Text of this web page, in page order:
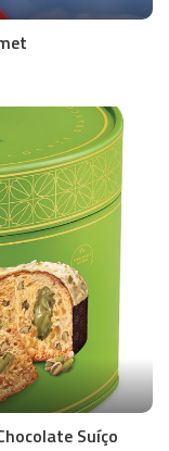
Suíço